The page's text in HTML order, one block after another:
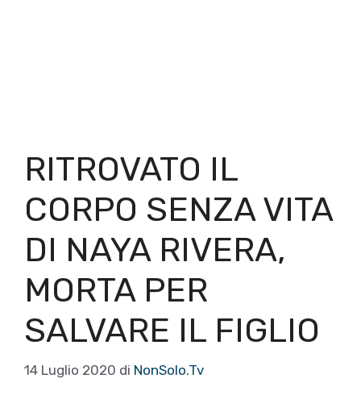
RITROVATO IL
CORPO SENZA VITA
DI NAYA RIVERA,
MORTA PER
SALVARE IL FIGLIO
14 Luglio 2020 di NonSolo.Tv